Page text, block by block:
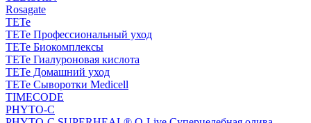
Rosagate
TETe
TETe Профессиональный уход
TETe Биокомплексы
TETe Гиалуроновая кислота
TETe Домашний уход
TETe Сыворотки Medicell
TIMECODE
PHYTO-C